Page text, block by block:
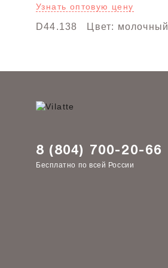
Узнать оптовую цену
D44.138 Цвет: молочный
8 (804) 700-20-66
Бесплатно по всей России